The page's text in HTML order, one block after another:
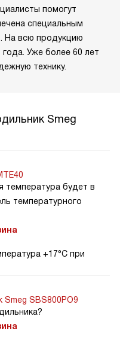
помогут
специальным
На всю продукцию
Уже более 60 лет
технику.
Smeg
температура будет в
температурного
+17°C при
Smeg SBS800PO9